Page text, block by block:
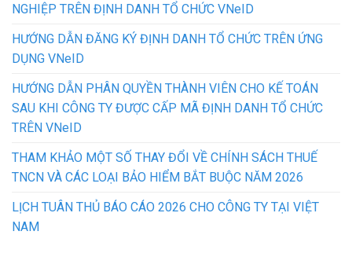
NGHIỆP TRÊN ĐỊNH DANH TỔ CHỨC VNeID
HƯỚNG DẪN ĐĂNG KÝ ĐỊNH DANH TỔ CHỨC TRÊN ỨNG
DỤNG VNeID
HƯỚNG DẪN PHÂN QUYỀN THÀNH VIÊN CHO KẾ TOÁN
SAU KHI CÔNG TY ĐƯỢC CẤP MÃ ĐỊNH DANH TỔ CHỨC
TRÊN VNeID
THAM KHẢO MỘT SỐ THAY ĐỔI VỀ CHÍNH SÁCH THUẾ
TNCN VÀ CÁC LOẠI BẢO HIỂM BẮT BUỘC NĂM 2026
LỊCH TUÂN THỦ BÁO CÁO 2026 CHO CÔNG TY TẠI VIỆT
NAM